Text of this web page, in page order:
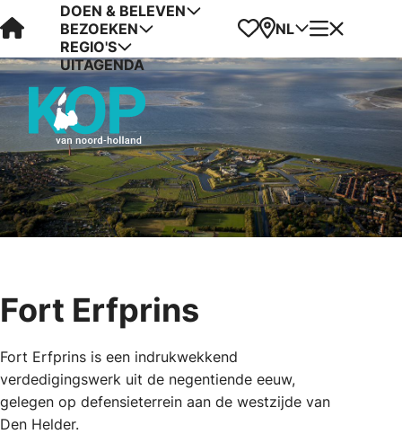
Visit Kop van Holland
DOEN & BELEVEN
BEZOEKEN
REGIO'S
UITAGENDA
Favorieten
Kaart
NL Menu
Fort Erfprins
Fort Erfprins is een indrukwekkend
verdedigingswerk uit de negentiende eeuw,
gelegen op defensieterrein aan de westzijde van
Den Helder.